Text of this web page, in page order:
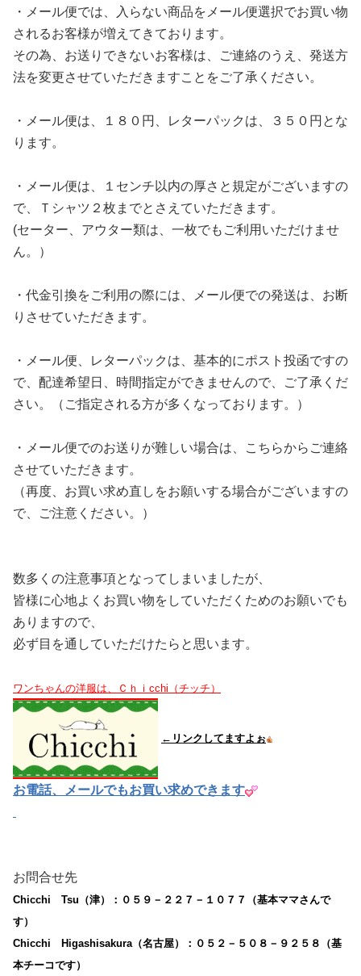
・メール便では、
入らない商品をメール便選択でお買い物
されるお客様が増えてきております。
その為、お送りできないお客様は、ご連絡のうえ、 発送方
法を変更させていただきますことをご了承ください。
・メール便は、１８０円、レターパックは、３５０円とな
ります。
・メール便は、１センチ以内の厚さと規定がございますの
で、
Ｔシャツ２枚までとさえていただきます。
(セーター、アウター類は、一枚でもご利用いただけませ
ん。）
・代金引換をご利用の際には、メール便での発送は、 お断
りさせていただきます。
・メール便、レターパックは、基本的にポスト投函ですの
で、 配達希望日、時間指定ができませんので、ご了承くだ
さい。（ ご指定される方が多くなっております。）
・メール便でのお送りが難しい場合は、
こちらからご連絡
させていただきます。
（再度、お買い求め直しをお願いする場合がございますの
で、
ご注意ください。）
数多くの注意事項となってしまいましたが、
皆様に心地よくお買い物をしていただくためのお願いでも
ありますので、
必ず目を通していただけたらと思います。
ワンちゃんの洋服は、Ｃｈｉcchi（チッチ）
←リンクしてますよぉ
お電話、メールでもお買い求めできます
お問合せ先
Chicchi Tsu（津）：０５９－２２７－１０７７（基本ママさんで
す）
Chicchi Higashisakura（名古屋）：０５２－５０８－９２５８（基
本チーコです）